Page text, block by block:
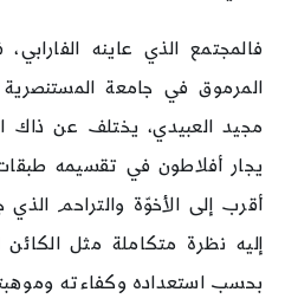
فالمجتمع الذي عاينه
المرموق في جامعة المستنصرية
مجيد العبيدي، يختلف عن ذاك
يجار أفلاطون في تقسيمه
أقرب إلى الأخوّة والتراحم الذي
إليه نظرة متكاملة مثل الكائن
بحسب استعداده وكفاءته